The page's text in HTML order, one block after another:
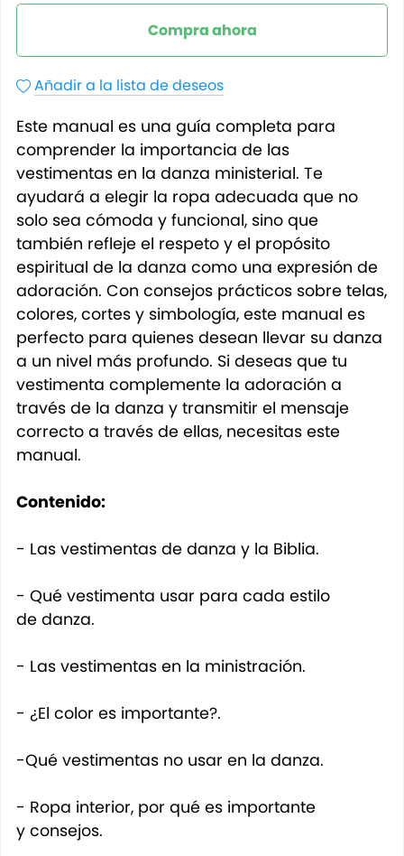
Compra ahora
Añadir a la lista de deseos
Este manual es una guía completa para
comprender la importancia de las
vestimentas en la danza ministerial. Te
ayudará a elegir la ropa adecuada que no
solo sea cómoda y funcional, sino que
también refleje el respeto y el propósito
espiritual de la danza como una expresión de
adoración. Con consejos prácticos sobre telas,
colores, cortes y simbología, este manual es
perfecto para quienes desean llevar su danza
a un nivel más profundo. Si deseas que tu
vestimenta complemente la adoración a
través de la danza y transmitir el mensaje
correcto a través de ellas, necesitas este
manual.
Contenido:
- Las vestimentas de danza y la Biblia.
- Qué vestimenta usar para cada estilo
de danza.
- Las vestimentas en la ministración.
- ¿El color es importante?.
-Qué vestimentas no usar en la danza.
- Ropa interior, por qué es importante
y consejos.